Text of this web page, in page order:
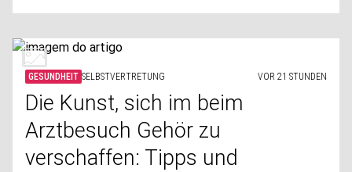
GESUNDHEIT SELBSTVERTRETUNG VOR 21 STUNDEN
Die Kunst, sich im beim
Arztbesuch Gehör zu
verschaffen: Tipps und